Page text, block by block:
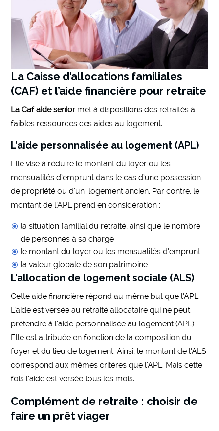
La Caisse d’allocations familiales
(CAF) et l’aide financière pour retraite
La Caf aide senior met à dispositions des retraités à
faibles ressources ces aides au logement.
L’aide personnalisée au logement (APL)
Elle vise à réduire le montant du loyer ou les
mensualités d’emprunt dans le cas d’une possession
de propriété ou d’un logement ancien. Par contre, le
montant de l’APL prend en considération :
la situation familial du retraité, ainsi que le nombre
de personnes à sa charge
le montant du loyer ou les mensualités d’emprunt
la valeur globale de son patrimoine
L’allocation de logement sociale (ALS)
Cette aide financière répond au même but que l’APL.
L’aide est versée au retraité allocataire qui ne peut
prétendre à l’aide personnalisée au logement (APL).
Elle est attribuée en fonction de la composition du
foyer et du lieu de logement. Ainsi, le montant de l’ALS
correspond aux mêmes critères que l’APL. Mais cette
fois l’aide est versée tous les mois.
Complément de retraite : choisir de
faire un prêt viager